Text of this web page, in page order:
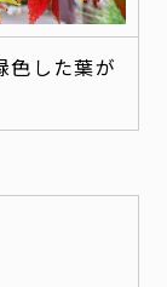
色した葉が